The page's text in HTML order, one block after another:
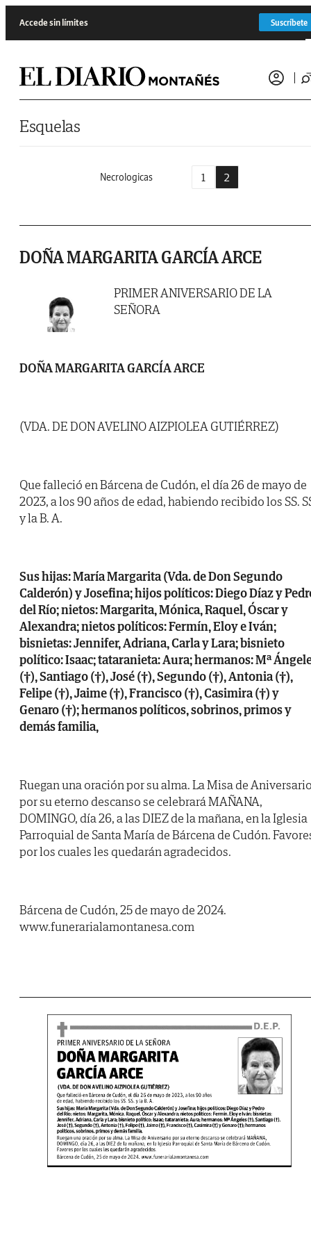
Accede sin límites Suscríbete
Esquelas
Necrologicas 1 2
DOÑA MARGARITA GARCÍA ARCE
PRIMER ANIVERSARIO DE LA
SEÑORA
DOÑA MARGARITA GARCÍA ARCE
(VDA. DE DON AVELINO AIZPIOLEA GUTIÉRREZ)
Que falleció en Bárcena de Cudón, el día 26 de mayo de
2023, a los 90 años de edad, habiendo recibido los SS.
y la B. A.
Sus hijas: María Margarita (Vda. de Don Segundo
Calderón) y Josefina; hijos políticos: Diego Díaz y
del Río; nietos: Margarita, Mónica, Raquel, Óscar y
Alexandra; nietos políticos: Fermín, Eloy e Iván;
bisnietas: Jennifer, Adriana, Carla y Lara; bisnieto
político: Isaac; tataranieta: Aura; hermanos: Mª
(†), Santiago (†), José (†), Segundo (†), Antonia (†),
Felipe (†), Jaime (†), Francisco (†), Casimira (†) y
Genaro (†); hermanos políticos, sobrinos, primos y
demás familia,
Ruegan una oración por su alma. La Misa de
por su eterno descanso se celebrará MAÑANA,
DOMINGO, día 26, a las DIEZ de la mañana, en la Iglesia
Parroquial de Santa María de Bárcena de Cudón.
por los cuales les quedarán agradecidos.
Bárcena de Cudón, 25 de mayo de 2024.
www.funerarialamontanesa.com